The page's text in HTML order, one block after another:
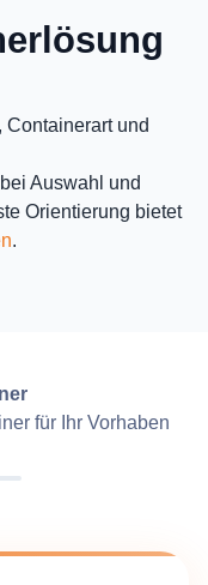
und
Auswahl und
Orientierung bietet
.
für Ihr Vorhaben